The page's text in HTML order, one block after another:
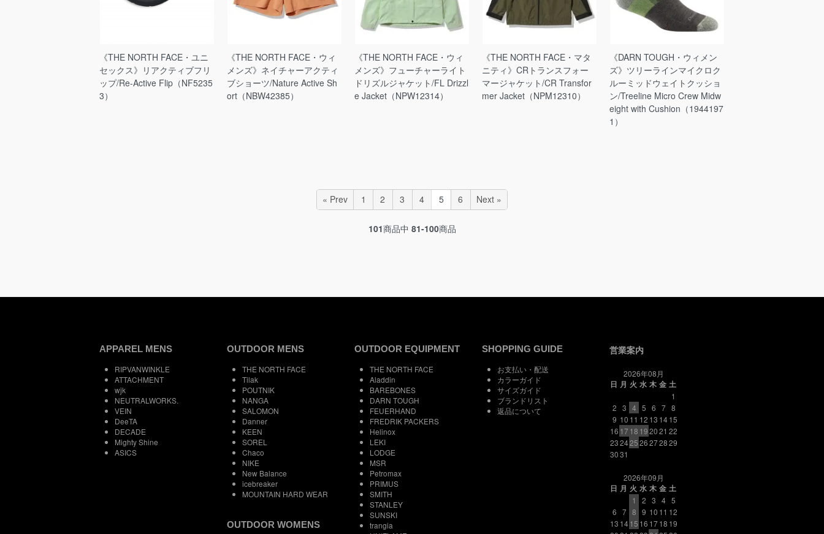
《THE NORTH FACE・ユニ
セックス》リアクティブフリ
ップ/Re-Active Flip（NF5235
3）
《THE NORTH FACE・ウィ
メンズ》ネイチャーアクティ
ブショーツ/Nature Active Sh
ort（NBW42385）
《THE NORTH FACE・ウィ
メンズ》フューチャーライト
ドリズルジャケット/FL Drizzl
e Jacket（NPW12314）
《THE NORTH FACE・マタ
ニティ》CRトランスフォー
マージャケット/CR Transfor
mer Jacket（NPM12310）
《DARN TOUGH・ウィメン
ズ》ツリーラインマイクロク
ルーミッドウェイトクッショ
ン/Treeline Micro Crew Midw
eight with Cushion（1944197
1）
« Prev 1 2 3 4 5 6 Next »
101商品中 81-100商品
APPAREL MENS
RIPVANWINKLE
ATTACHMENT
wjk
NEUTRALWORKS.
VEIN
DeeTA
DECADE
Mighty Shine
ASICS
OUTDOOR MENS
THE NORTH FACE
Tilak
POUTNIK
NANGA
SALOMON
Danner
KEEN
SOREL
Chaco
NIKE
New Balance
icebreaker
MOUNTAIN HARD WEAR
OUTDOOR WOMENS
OUTDOOR EQUIPMENT
THE NORTH FACE
Aladdin
BAREBONES
DARN TOUGH
FEUERHAND
FREDRIK PACKERS
Helinox
LEKI
LODGE
MSR
Petromax
PRIMUS
SMITH
STANLEY
SUNSKI
trangia
SHOPPING GUIDE
お支払い・配送
カラーガイド
サイズガイド
ブランドリスト
返品について
営業案内
2026年08月
日 月 火 水 木 金 土
1
2 3 4 5 6 7 8
9 10 11 12 13 1415
16 17 18 192021 22
23242526272829
3031
2026年09月
日 月 火 水 木 金 土
1
2 3 4 5
6 7 8 9 10 11 12
13 1415 16 1718 19